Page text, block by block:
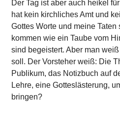
Der Tag ist aber auch heikel
hat kein kirchliches Amt und
Gottes Worte und meine
kommen wie ein Taube vom
sind begeistert. Aber man
soll. Der Vorsteher weiß: Die
Publikum, das Notizbuch auf
Lehre, eine Gotteslästerung,
bringen?